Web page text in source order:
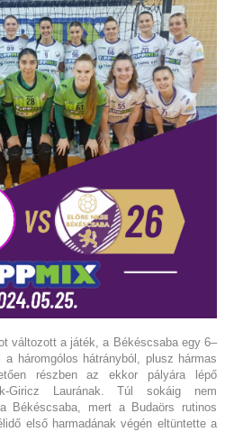
változott a játék, a Békéscsaba egy 6–
háromgólos hátrányból, plusz hármas
részben az ekkor pályára lépő
Giricz Laurának. Túl sokáig nem
Békéscsaba, mert a Budaörs rutinos
első harmadának végén eltüntette a